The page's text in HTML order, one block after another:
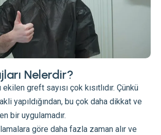
Nelerdir?
greft sayısı çok kısıtlıdır. Çünkü
yapıldığından, bu çok daha dikkat ve
bir uygulamadır.
göre daha fazla zaman alır ve